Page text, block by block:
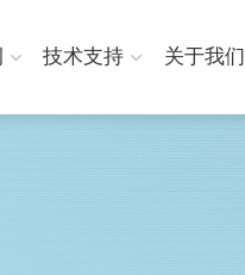
技术支持 关于我们